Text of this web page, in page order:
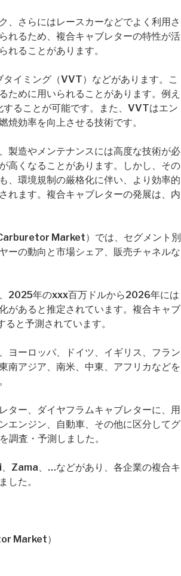
、さらにはレースカーなどでよく利用さ
れるため、複合キャブレターの特性が活
れることがあります。
イミング（VVT）などがあります。こ
ために用いられることがあります。例え
ることが可能です。また、VVTはエン
焼効率を向上させる技術です。
製造やメンテナンスには高度な技術が必
高くなることがあります。しかし、その
、環境規制の厳格化に伴い、より効率的
れます。複合キャブレターの発展は、内
Market）では、セグメント別
ーの動向と市場シェア、販売チャネルな
2025年のxxx百万ドルから2026年には
あると推定されています。複合キャブ
と予測されています。
ヨーロッパ、ドイツ、イギリス、フラン
南アジア、南米、中東、アフリカなどを
ター、ダイヤフラムキャブレターに、用
エンジン、自動車、その他に区分してグ
査・予測しました。
Zama、…などがあり、各企業の複合キ
した。
Market）